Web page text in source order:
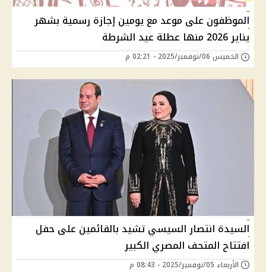
الموظفون على موعد مع يومين إجازة رسمية بشهر
يناير 2026 منها عطلة عيد الشرطة
الخميس 06/نوفمبر/2025 - 02:21 م
السيدة انتصار السيسي تشيد بالقائمين على حفل
افتتاح المتحف المصري الكبير
الأربعاء 05/نوفمبر/2025 - 08:43 م